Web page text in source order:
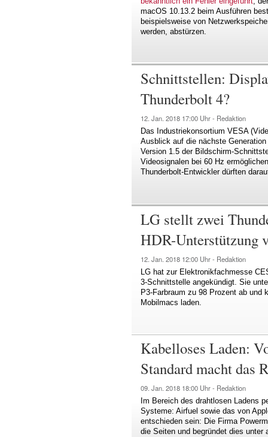
macOS 10.13.2 beim Ausführen
beispielsweise von
werden, abstürzen.
Schnittstellen:
Thunderbolt 4?
12. Jan. 2018 17:00 Uhr - Redaktion
Das Industriekonsortium VESA
Ausblick auf die nächste
Version 1.5 der Bildschirm-
Videosignalen bei 60 Hz
Thunderbolt-Entwickler dürften
LG stellt zwei
HDR-Unterstützung
12. Jan. 2018 12:00 Uhr - Redaktion
LG hat zur Elektronikfachmesse
3-Schnittstelle angekündigt. Sie
P3-Farbraum zu 98 Prozent ab und
Mobilmacs laden.
Kabelloses Laden:
Standard macht das
09. Jan. 2018 18:00 Uhr - Redaktion
Im Bereich des drahtlosen Ladens
Systeme: Airfuel sowie das von
entschieden sein: Die Firma
die Seiten und begründet dies unter